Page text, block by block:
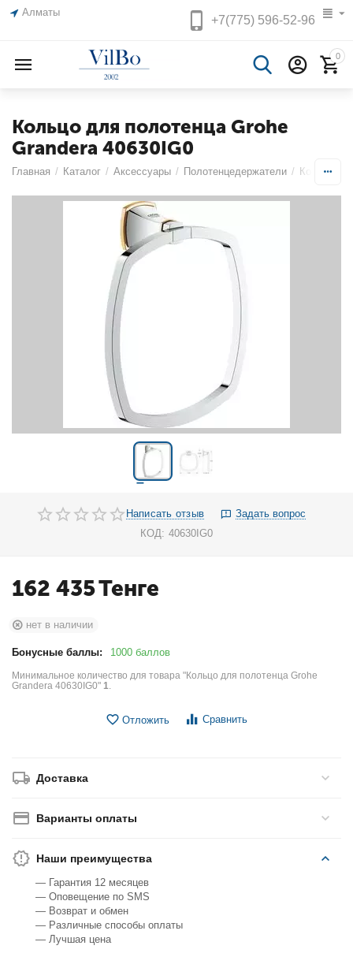
Алматы
+7(775)596-52-96
0
Кольцо для полотенца Grohe
Grandera 40630IG0
Главная / Каталог / Аксессуары / Полотенцедержатели / Кольца
Написать отзыв
Задать вопрос
КОД: 40630IG0
162 435Тенге
нет в наличии
Бонусные баллы: 1000 баллов
Минимальное количество для товара "Кольцо для полотенца Grohe
Grandera 40630IG0"1.
Отложить Сравнить
Доставка
Варианты оплаты
Наши преимущества
— Гарантия 12 месяцев
— Оповещение по SMS
— Возврат и обмен
— Различные способы оплаты
— Лучшая цена